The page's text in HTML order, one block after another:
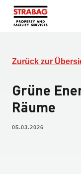
Zurück zur
Grüne
Räume
05.03.2026